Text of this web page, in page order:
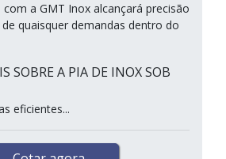
a GMT Inox alcançará precisão
quaisquer demandas dentro do
SOBRE A PIA DE INOX SOB
eficientes...